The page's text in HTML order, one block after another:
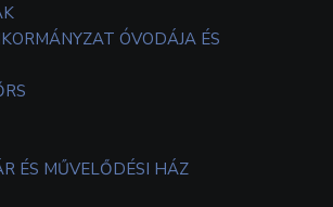
ÓVODÁJA ÉS
ÉS MŰVELŐDÉSI HÁZ